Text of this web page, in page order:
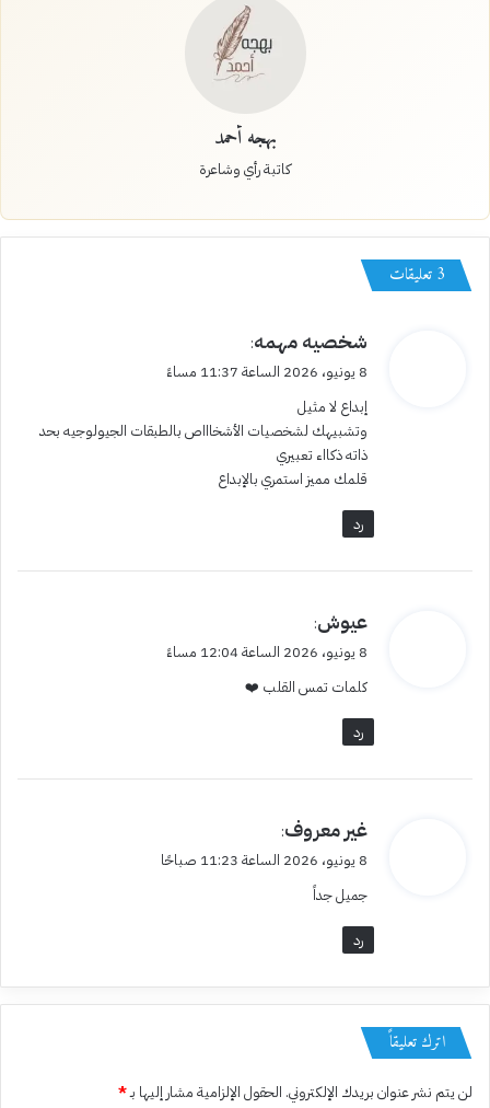
بهجه أحمد
كاتبة رأي وشاعرة
‫3 تعليقات
ي
ل
شخصيه مهمه:
8 يونيو، 2026 الساعة 11:37 مساءً
إبداع لا مثيل
وتشبيهك لشخصيات الأشخاااص بالطبقات الجيولوجيه بحد
ذاته ذكااء تعبيري
قلمك مميز استمري بالإبداع
رد
ي
ل
عيوش:
8 يونيو، 2026 الساعة 12:04 مساءً
كلمات تمس القلب ❤️
رد
ي
ل
غير معروف:
8 يونيو، 2026 الساعة 11:23 صباحًا
جميل جداً
رد
اترك تعليقاً
لن يتم نشر عنوان بريدك الإلكتروني. الحقول الإلزامية مشار إليها بـ*